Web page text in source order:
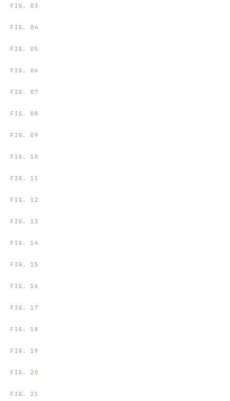
FIG. 03
FIG. 04
FIG. 05
FIG. 06
FIG. 07
FIG. 08
FIG. 09
FIG. 10
FIG. 11
FIG. 12
FIG. 13
FIG. 14
FIG. 15
FIG. 16
FIG. 17
FIG. 18
FIG. 19
FIG. 20
FIG. 21